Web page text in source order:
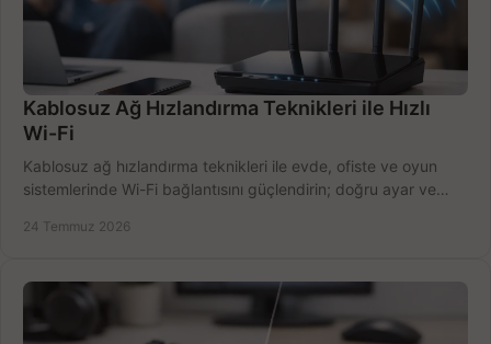
Kablosuz Ağ Hızlandırma Teknikleri ile Hızlı
Wi-Fi
Kablosuz ağ hızlandırma teknikleri ile evde, ofiste ve oyun
sistemlerinde Wi-Fi bağlantısını güçlendirin; doğru ayar ve
24 Temmuz 2026